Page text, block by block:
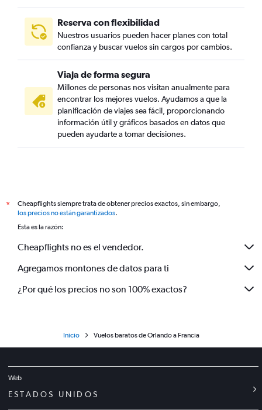
Reserva con flexibilidad
Nuestros usuarios pueden hacer planes con total
confianza y buscar vuelos sin cargos por cambios.
Viaja de forma segura
Millones de personas nos visitan anualmente para
encontrar los mejores vuelos. Ayudamos a que la
planificación de viajes sea fácil, proporcionando
información útil y gráficos basados en datos que
pueden ayudarte a tomar decisiones.
*
Cheapflights siempre trata de obtener precios exactos, sin embargo,
los precios no están garantizados.
Esta es la razón:
Cheapflights no es el vendedor.
Agregamos montones de datos para ti
¿Por qué los precios no son 100% exactos?
Inicio Vuelos baratos de Orlando a Francia
Web
ESTADOS UNIDOS